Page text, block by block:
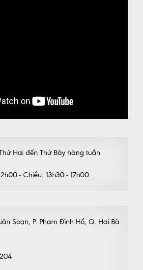
Hai đến Thứ Bảy hàng tuần
- Chiều: 13h30 - 17h00
Soạn, P. Phạm Đình Hổ, Q. Hai Bà